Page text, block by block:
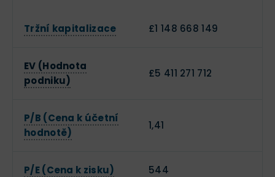
Tržní kapitalizace £1 148 668 149
EV (Hodnota
podniku)
£5 411 271 712
P/B (Cena k účetní
hodnotě)
1,41
P/E (Cena k zisku) 544